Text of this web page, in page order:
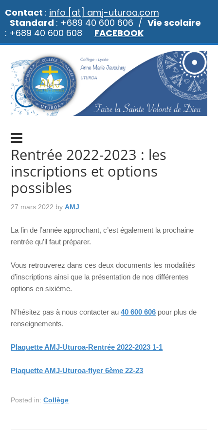
Rentrée 2022-2023 : les
inscriptions et options
possibles
27 mars 2022 byAMJ
La fin de l’année approchant, c’est également la prochaine
rentrée qu’il faut préparer.
Vous retrouverez dans ces deux documents les modalités
d’inscriptions ainsi que la présentation de nos différentes
options en sixième.
N’hésitez pas à nous contacter au40 600 606 pour plus de
renseignements.
Plaquette AMJ-Uturoa-Rentrée 2022-2023 1-1
Plaquette AMJ-Uturoa-flyer 6ème 22-23
Posted in:Collège
Contact : info [at] amj-uturoa.com
Standard : +689 40 600 606 / Vie scolaire
: +689 40 600 608 FACEBOOK